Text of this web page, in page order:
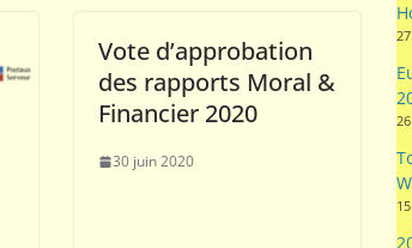
Vote d’approbation
des rapports Moral &
Financier 2020
30 juin 2020